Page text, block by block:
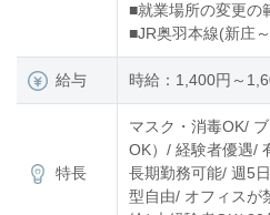
■就業場所の変更の
■JR奥羽本線(新庄
給与 時給：1,400円～
特長
マスク・消毒OK/
OK）/ 経験者優遇/
長期勤務可能/ 週5
型自由/ オフィスが